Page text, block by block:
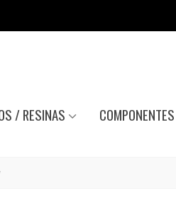
/ RESINAS COMPONENTES